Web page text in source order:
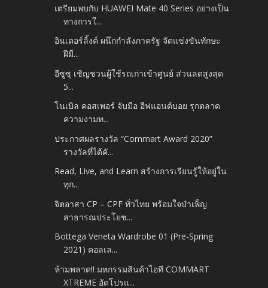
เตรียมพบกับ HUAWEI Mate 40 Series อย่างเป็น
ทางการใ...
อินเตอร์ลิ้งค์ ผนึกกำลังภาครัฐ จัดแข่งขันทักษะ
ฝีมื...
อีซูซุ เชิญชวนผู้ใช้รถเก่าเข้าศูนย์ ส่วนลดสูงสุด
5...
โนเบิล คอสเพอร์ จับมือ อีฟแอนด์บอย รุกตลาด
ความงามท...
ประกาศผลรางวัล “Commart Award 2020”
รางวัลที่ได้คั...
Read, Live, and Learn สร้างการเรียนรู้ให้อยู่ใน
ทุก...
จิตอาสา CP – CPF ทั่วไทย พร้อมใจบำเพ็ญ
สาธารณประโยช...
Bottega Veneta Wardrobe 01 (Pre-Spring
2021) คอลเล...
ห้ามพลาด!! มหกรรมสินค้าไอที COMMART
XTREME อัดโปรแ...